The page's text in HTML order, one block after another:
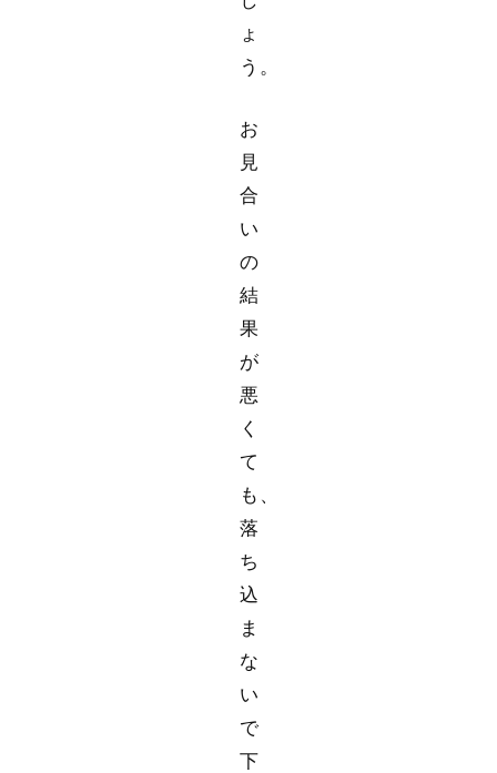
ょ
う。
お
見
合
い
の
結
果
が
悪
く
て
も、
落
ち
込
ま
な
い
で
下